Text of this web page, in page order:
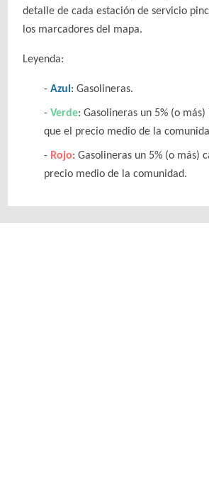
detalle de cada estación de servicio
los marcadores del mapa.
Leyenda:
Azul : Gasolineras.
Verde: Gasolineras un 5% (o
que el precio medio de la
Rojo: Gasolineras un 5% (o más)
precio medio de la comunidad.